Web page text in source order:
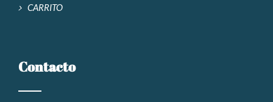
CARRITO
Contacto